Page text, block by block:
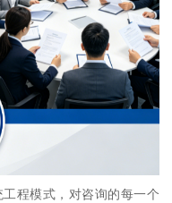
程模式，对咨询的每一个